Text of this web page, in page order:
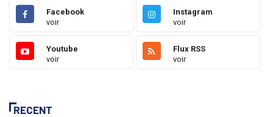
Facebook
voir
Instagram
voir
Youtube
voir
Flux RSS
voir
RECENT